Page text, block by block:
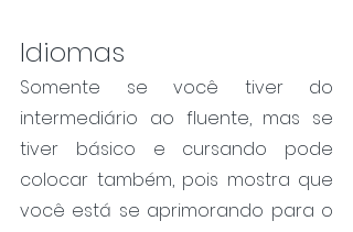
Idiomas
Somente se você tiver do
intermediário ao fluente, mas se
tiver básico e cursando pode
colocar também, pois mostra que
você está se aprimorando para o